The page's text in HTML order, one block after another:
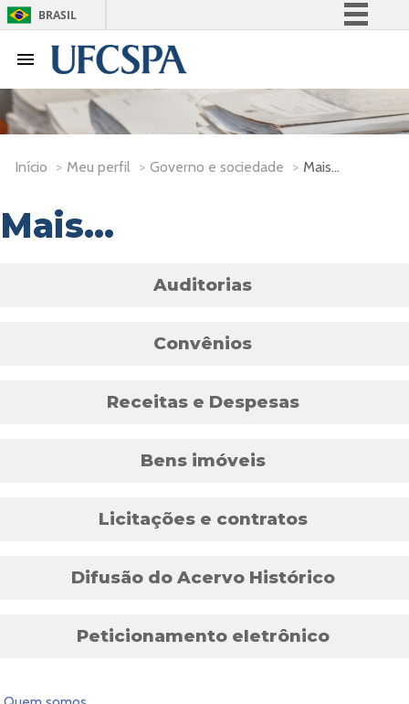
BRASIL
Participe
Acesso à informação
Legislação
Início > Meu perfil > Governo e sociedade > Mais...
Mais...
Auditorias
Convênios
Receitas e Despesas
Bens imóveis
Licitações e contratos
Difusão do Acervo Histórico
Peticionamento eletrônico